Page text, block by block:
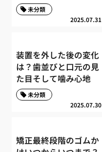
2025.07.31
未分類
装置を外した後の変化
は？歯並びと口元の見
た目そして噛み心地
2025.07.30
未分類
矯正最終段階のゴムか